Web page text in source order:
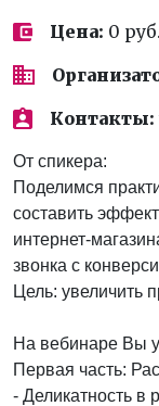
Цена: 0 руб.
Контакты:
От спикера:
Поделимся
составить
интернет-
звонка с
Цель: увеличить
На вебинаре Вы
Первая часть:
- Деликатность в